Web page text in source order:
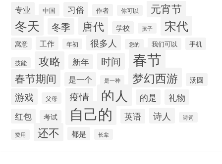
专业 中国 习俗 作者 你可以 元宵节
冬天 冬季 唐代 学校 孩子 宋代
寓意 工作 年初 很多人 您的 我们可以 手机
技能 攻略 新年 时间 春节
春节期间 是一个 是一种 梦幻西游 汤圆
游戏 父母 疫情 的人 的是 礼物
红包 考试 自己的 英语 诗人 诗词
费用 还不 都是 长辈